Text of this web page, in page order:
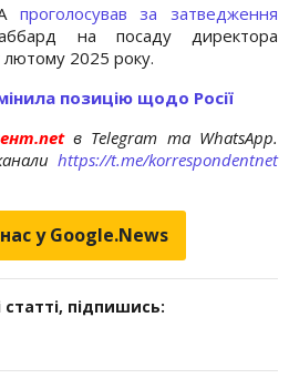
проголосував за затведження
на посаду директора
лютому 2025 року.
позицію щодо Росії
в Telegram та WhatsApp.
https://t.me/korrespondentnet
у Google.News
статті, підпишись: